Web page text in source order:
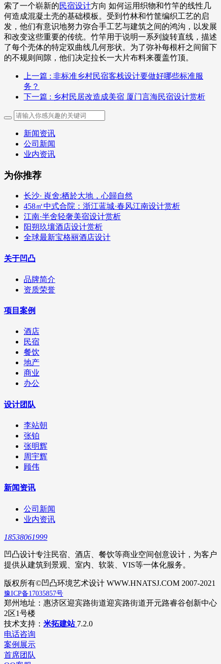
索了一个崭新的民宿设计方向 如何运用织物和竹竿的线性几
何造成混凝土壳的基础模板。受到竹林和竹筐编织工艺的启
发，他们有意识地努力弥合手工艺与建筑之间的鸿沟，以发展
和改变这些重要的传统。竹竿用于说明一系列旋转直线，描述
了每个壳体的特定双曲线几何形状。为了弥补每根杆之间留下
的不规则间隙，他们决定拉长一大片布料来覆盖竹顶。
上一篇 : 非标准乡村民宿客栈设计要做好哪些标准服
务？
下一篇 : 乡村民居改造成美宿 厦门言海民宿设计赏析
新闻资讯
公司新闻
业内资讯
为你推荐
长沙· 崀舍:栖於大地，心歸自然
458㎡中式合院：浙江蓝城·春风江南设计赏析
江南·半舍轻奢美宿设计赏析
阳朔玖壤酒店设计赏析
全球最新宝格丽酒店设计
关于凹凸
品牌简介
资质荣誉
项目案例
酒店
民宿
餐饮
地产
商业
办公
设计团队
李站朝
张铂
张明辉
周宇辉
顾伟
新闻资讯
公司新闻
业内资讯
18538061999
凹凸设计专注民宿、酒店、餐饮等商业空间创意设计，为客户
提供从建筑到景观、室内、软装、VIS等一体化服务。
版权所有©凹凸环境艺术设计 WWW.HNATSJ.COM 2007-2021
豫ICP备17035857号
郑州地址：惠济区迎宾路街道迎宾路街道开元路睿谷创新中心
2区1号楼
技术支持： 米拓建站 7.2.0
电话咨询
案例展示
首席团队